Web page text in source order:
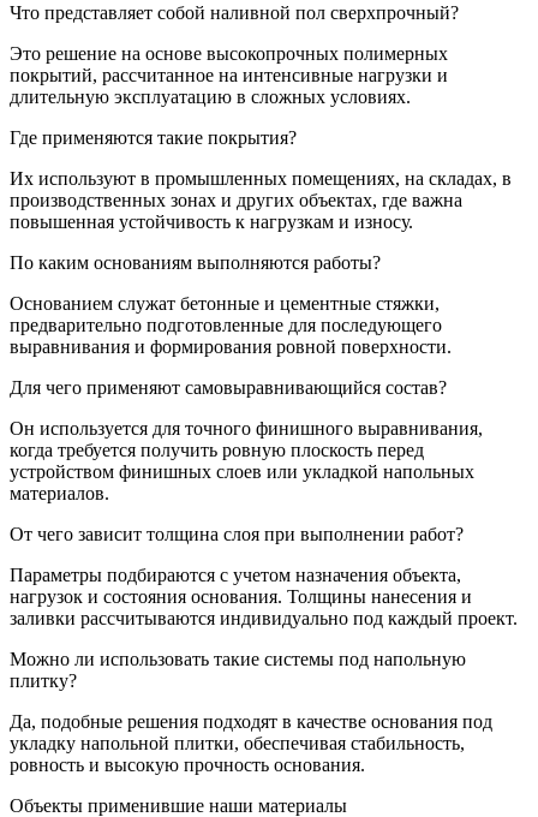
Что представляет собой наливной пол сверхпрочный?
Это решение на основе высокопрочных полимерных
покрытий, рассчитанное на интенсивные нагрузки и
длительную эксплуатацию в сложных условиях.
Где применяются такие покрытия?
Их используют в промышленных помещениях, на складах, в
производственных зонах и других объектах, где важна
повышенная устойчивость к нагрузкам и износу.
По каким основаниям выполняются работы?
Основанием служат бетонные и цементные стяжки,
предварительно подготовленные для последующего
выравнивания и формирования ровной поверхности.
Для чего применяют самовыравнивающийся состав?
Он используется для точного финишного выравнивания,
когда требуется получить ровную плоскость перед
устройством финишных слоев или укладкой напольных
материалов.
От чего зависит толщина слоя при выполнении работ?
Параметры подбираются с учетом назначения объекта,
нагрузок и состояния основания. Толщины нанесения и
заливки рассчитываются индивидуально под каждый проект.
Можно ли использовать такие системы под напольную
плитку?
Да, подобные решения подходят в качестве основания под
укладку напольной плитки, обеспечивая стабильность,
ровность и высокую прочность основания.
Объекты применившие наши материалы